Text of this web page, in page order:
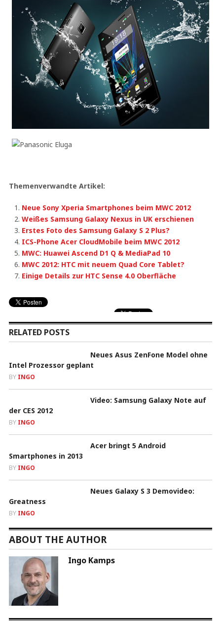
Themenverwandte Artikel:
Neue Sony Xperia Smartphones beim MWC 2012
Weißes Samsung Galaxy Nexus in UK erschienen
Erstes Foto des Samsung Galaxy S 2 Plus?
ICS-Phone Acer CloudMobile beim MWC 2012
MWC: Huawei Ascend D1 Q & MediaPad 10
MWC 2012: HTC mit neuem Quad Core Tablet?
Einige Details zur HTC Sense 4.0 Oberfläche
RELATED POSTS
Neues Asus ZenFone Model ohne
Intel Prozessor geplant
BY INGO
Video: Samsung Galaxy Note auf
der CES 2012
BY INGO
Acer bringt 5 Android
Smartphones in 2013
BY INGO
Neues Galaxy S 3 Demovideo:
Greatness
BY INGO
ABOUT THE AUTHOR
Ingo Kamps